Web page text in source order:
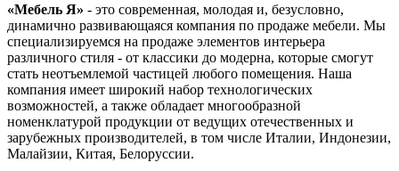
«Мебель Я» - это современная, молодая и, безусловно,
динамично развивающаяся компания по продаже мебели. Мы
специализируемся на продаже элементов интерьера
различного стиля - от классики до модерна, которые смогут
стать неотъемлемой частицей любого помещения. Наша
компания имеет широкий набор технологических
возможностей, а также обладает многообразной
номенклатурой продукции от ведущих отечественных и
зарубежных производителей, в том числе Италии, Индонезии,
Малайзии, Китая, Белоруссии.